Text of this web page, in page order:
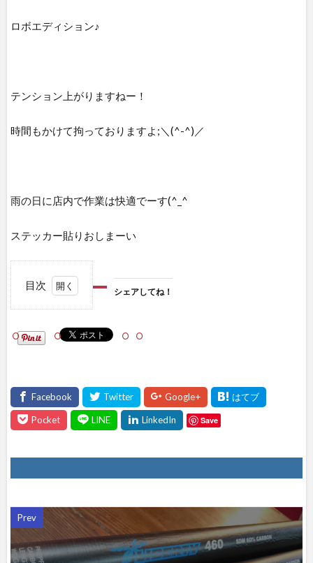
ロボエディション♪
テンション上がりますねー！
時間もかけて拘っておりますよ;＼(^-^)／
雨の日に店内で作業は快適でーす(^_^ゞ
ステッカー貼りおしまーい
目次
アし
て
シェアしてね！
Save
Prev